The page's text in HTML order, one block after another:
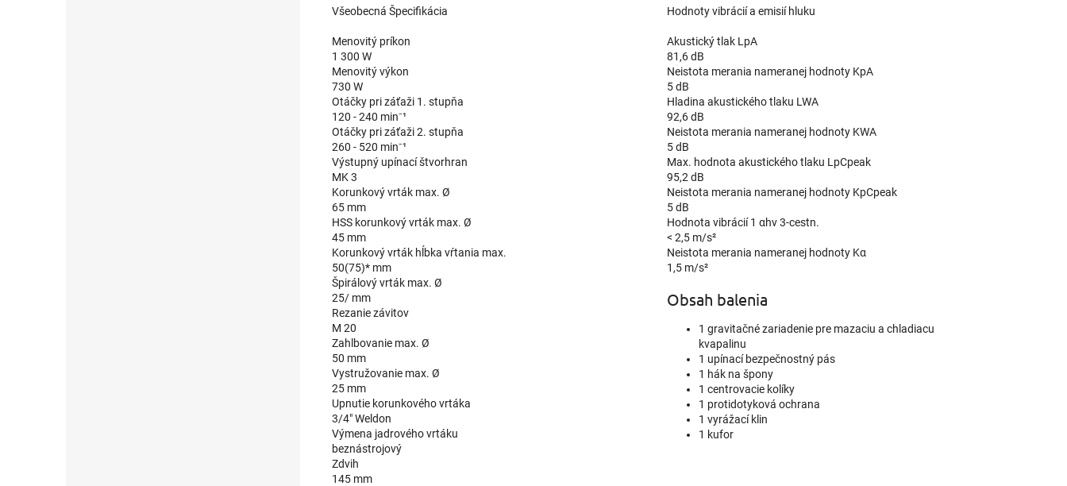
Všeobecná Špecifikácia
Menovitý príkon
1 300 W
Menovitý výkon
730 W
Otáčky pri záťaži 1. stupňa
120 - 240 min⁻¹
Otáčky pri záťaži 2. stupňa
260 - 520 min⁻¹
Výstupný upínací štvorhran
MK 3
Korunkový vrták max. Ø
65 mm
HSS korunkový vrták max. Ø
45 mm
Korunkový vrták hĺbka vŕtania max.
50(75)* mm
Špirálový vrták max. Ø
25/ mm
Rezanie závitov
M 20
Zahlbovanie max. Ø
50 mm
Vystružovanie max. Ø
25 mm
Upnutie korunkového vrtáka
3/4" Weldon
Výmena jadrového vrtáku
beznástrojový
Zdvih
145 mm
Hodnoty vibrácií a emisií hluku
Akustický tlak LpA
81,6 dB
Neistota merania nameranej hodnoty KpA
5 dB
Hladina akustického tlaku LWA
92,6 dB
Neistota merania nameranej hodnoty KWA
5 dB
Max. hodnota akustického tlaku LpCpeak
95,2 dB
Neistota merania nameranej hodnoty KpCpeak
5 dB
Hodnota vibrácií 1 αhv 3-cestn.
< 2,5 m/s²
Neistota merania nameranej hodnoty Kα
1,5 m/s²
Obsah balenia
1 gravitačné zariadenie pre mazaciu a chladiacu
kvapalinu
1 upínací bezpečnostný pás
1 hák na špony
1 centrovacie kolíky
1 protidotyková ochrana
1 vyrážací klin
1 kufor